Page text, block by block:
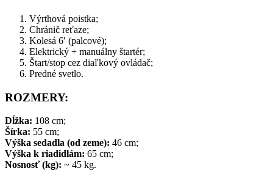
Výrthová poistka;
Chránič reťaze;
Kolesá 6′ (palcové);
Elektrický + manuálny štartér;
Štart/stop cez diaľkový ovládač;
Predné svetlo.
ROZMERY:
Dĺžka: 108 cm;
Šírka: 55 cm;
Výška sedadla (od zeme): 46 cm;
Výška k riadidlám: 65 cm;
Nosnosť (kg): ~ 45 kg.